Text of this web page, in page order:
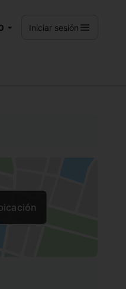
Iniciar sesión